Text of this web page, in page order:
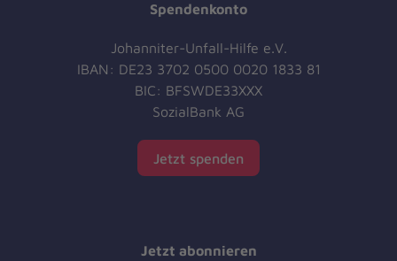
Spendenkonto
Johanniter-Unfall-Hilfe e.V.
IBAN: DE23 3702 0500 0020 1833 81
BIC: BFSWDE33XXX
SozialBank AG
Jetzt spenden
Jetzt abonnieren